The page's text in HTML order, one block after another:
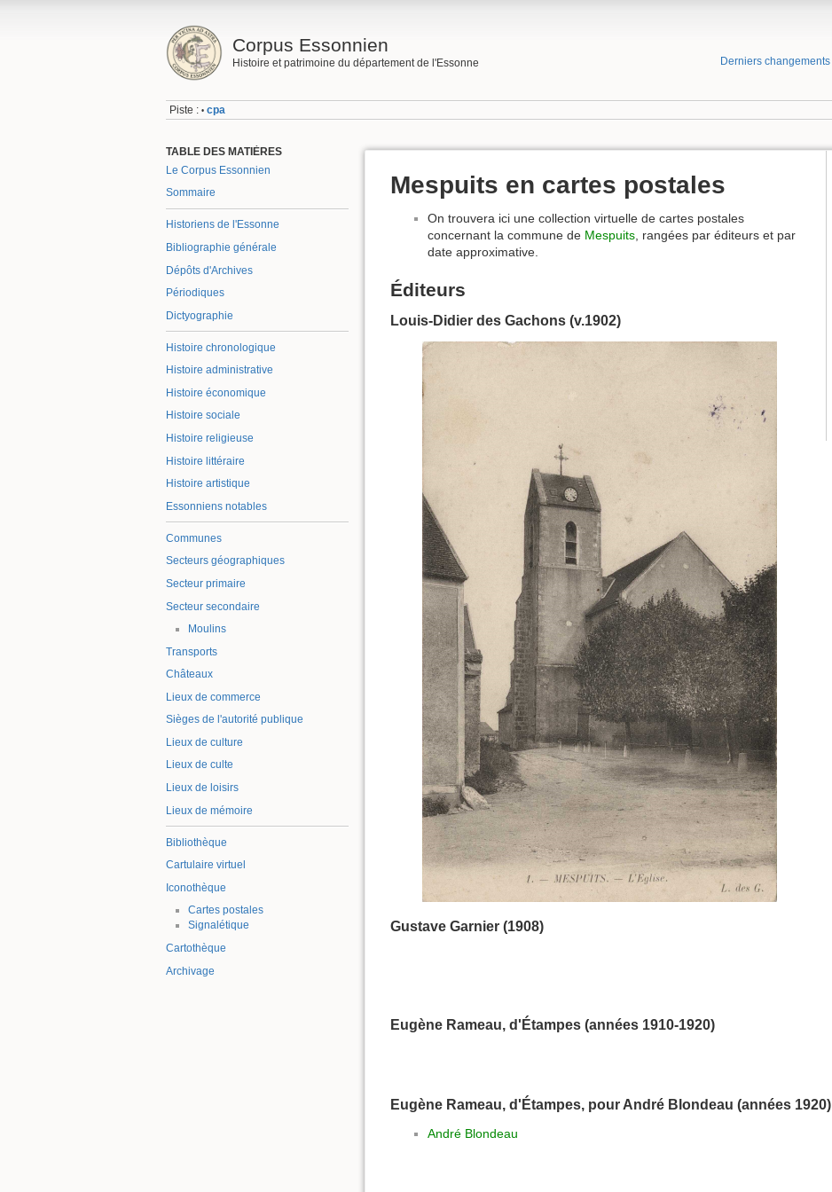
Corpus Essonnien
Histoire et patrimoine du département de l'Essonne Derniers changements
Piste : • cpa
TABLE DES MATIÈRES
Le Corpus Essonnien
Sommaire
Historiens de l'Essonne
Bibliographie générale
Dépôts d'Archives
Périodiques
Dictyographie
Histoire chronologique
Histoire administrative
Histoire économique
Histoire sociale
Histoire religieuse
Histoire littéraire
Histoire artistique
Essonniens notables
Communes
Secteurs géographiques
Secteur primaire
Secteur secondaire
Moulins
Transports
Châteaux
Lieux de commerce
Sièges de l'autorité publique
Lieux de culture
Lieux de culte
Lieux de loisirs
Lieux de mémoire
Bibliothèque
Cartulaire virtuel
Iconothèque
Cartes postales
Signalétique
Cartothèque
Archivage
Mespuits en cartes postales
On trouvera ici une collection virtuelle de cartes postales
concernant la commune de Mespuits, rangées par éditeurs et par
date approximative.
Éditeurs
Louis-Didier des Gachons (v.1902)
Gustave Garnier (1908)
Eugène Rameau, d'Étampes (années 1910-1920)
Eugène Rameau, d'Étampes, pour André Blondeau (années 1920)
André Blondeau